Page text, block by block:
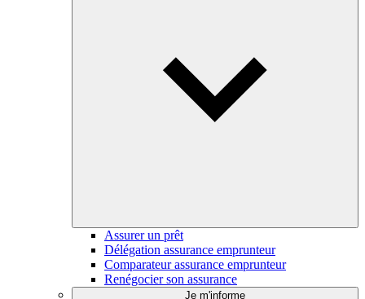
Assurer un prêt
Délégation assurance emprunteur
Comparateur assurance emprunteur
Renégocier son assurance
Je m'informe